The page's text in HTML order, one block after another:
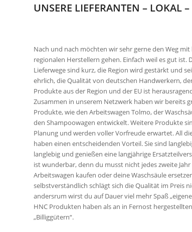
UNSERE LIEFERANTEN – LOKAL
Nach und nach möchten wir sehr gerne den Weg
regionalen Herstellern gehen. Einfach weil es gut ist.
Lieferwege sind kurz, die Region wird gestärkt und
ehrlich, die Qualität von deutschen Handwerkern,
Produkte aus der Region und der EU ist
Zusammen in unserem Netzwerk haben wir bereits
Produkte, wie den Arbeitswagen Tolmo, der
den Shampoowagen entwickelt. Weitere Produkte
Planung und werden voller Vorfreude erwartet. All
haben einen entscheidenden Vorteil. Sie sind
langlebig und genießen eine langjährige
ist wunderbar, denn du musst nicht jedes zweite
Arbeitswagen kaufen oder deine Waschsäule
selbstverständlich schlägt sich die Qualität im Preis
andersrum wirst du auf Dauer viel mehr Spaß
HNC Produkten haben als an in Fernost hergestellten
„Billiggütern“.